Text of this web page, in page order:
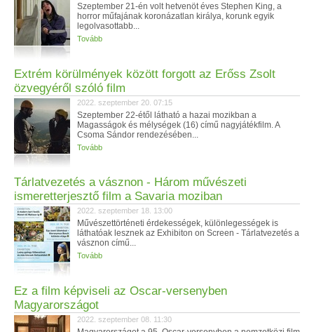
Szeptember 21-én volt hetvenöt éves Stephen King, a
horror műfajának koronázatlan királya, korunk egyik
legolvasottabb...
Tovább
Extrém körülmények között forgott az Erőss Zsolt
özvegyéről szóló film
2022. szeptember 20. 07:15
Szeptember 22-étől látható a hazai mozikban a
Magasságok és mélységek (16) című nagyjátékfilm. A
Csoma Sándor rendezésében...
Tovább
Tárlatvezetés a vásznon - Három művészeti
ismeretterjesztő film a Savaria moziban
2022. szeptember 18. 13:00
Művészettörténeti érdekességek, különlegességek is
láthatóak lesznek az Exhibiton on Screen - Tárlatvezetés a
vásznon című...
Tovább
Ez a film képviseli az Oscar-versenyben
Magyarországot
2022. szeptember 08. 11:30